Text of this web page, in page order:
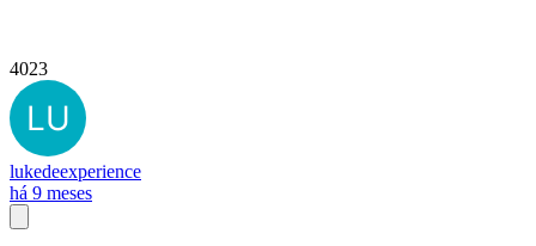
4023
lukedeexperience
há 9 meses